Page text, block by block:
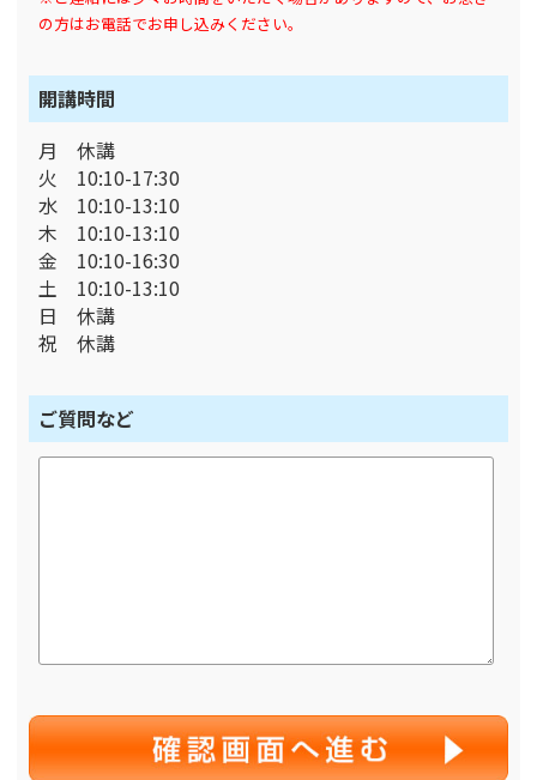
の方はお電話でお申し込みください。
開講時間
月 休講
火 10:10-17:30
水 10:10-13:10
木 10:10-13:10
金 10:10-16:30
土 10:10-13:10
日 休講
祝 休講
ご質問など